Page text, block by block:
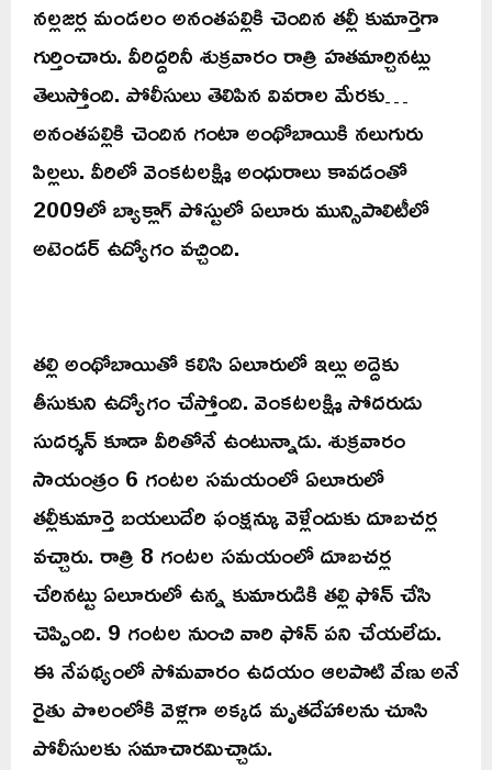
నల్లజర్ల మండలం అనంతపల్లికి చెందిన తల్లీ కుమార్తెగా
గుర్తించారు. వీరిద్దరినీ శుక్రవారం రాత్రి హతమార్చినట్లు
తెలుస్తోంది. పోలీసులు తెలిపిన వివరాల మేరకు…
అనంతపల్లికి చెందిన గంటా అంథోబాయికి నలుగురు
పిల్లలు. వీరిలో వెంకటలక్ష్మి అంధురాలు కావడంతో
2009లో బ్యాక్లాగ్ పోస్టులో ఏలూరు మున్సిపాలిటీలో
అటెండర్ ఉద్యోగం వచ్చింది.
తల్లి అంథోబాయితో కలిసి ఏలూరులో ఇల్లు అద్దెకు
తీసుకుని ఉద్యోగం చేస్తోంది. వెంకటలక్ష్మి సోదరుడు
సుదర్శన్ కూడా వీరితోనే ఉంటున్నాడు. శుక్రవారం
సాయంత్రం 6 గంటల సమయంలో ఏలూరులో
తల్లీకుమార్తె బయలుదేరి ఫంక్షన్కు వెళ్లేందుకు దూబచర్ల
వచ్చారు. రాత్రి 8 గంటల సమయంలో దూబచర్ల
చేరినట్టు ఏలూరులో ఉన్న కుమారుడికి తల్లి ఫోన్ చేసి
చెప్పింది. 9 గంటల నుంచి వారి ఫోన్ పని చేయలేదు.
ఈ నేపథ్యంలో సోమవారం ఉదయం ఆలపాటి వేణు అనే
రైతు పొలంలోకి వెళ్లగా అక్కడ మృతదేహాలను చూసి
పోలీసులకు సమాచారమిచ్చాడు.